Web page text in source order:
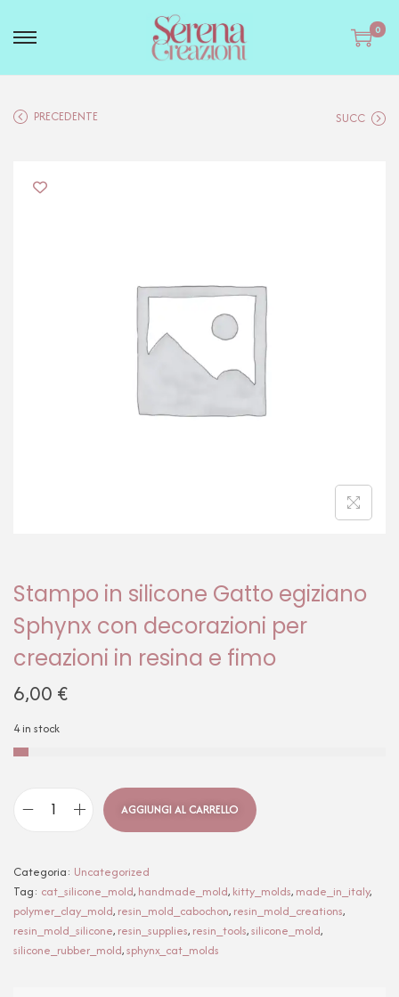
0
PRECEDENTE SUCC
Stampo in silicone Gatto egiziano
Sphynx con decorazioni per
creazioni in resina e fimo
6,00 €
4 in stock
AGGIUNGI AL CARRELLO
Categoria: Uncategorized
Tag: cat_silicone_mold, handmade_mold, kitty_molds, made_in_italy,
polymer_clay_mold, resin_mold_cabochon, resin_mold_creations,
resin_mold_silicone, resin_supplies, resin_tools,silicone_mold,
silicone_rubber_mold,sphynx_cat_molds